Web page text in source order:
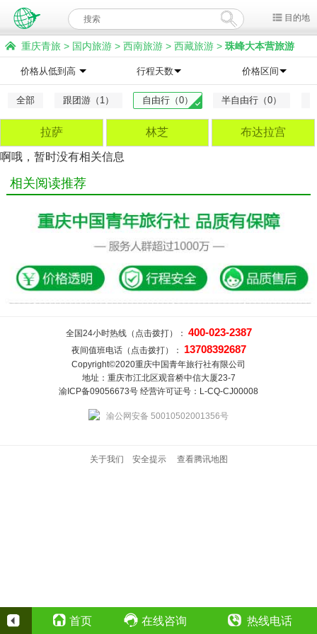
目的地
重庆青旅 > 国内旅游 > 西南旅游 > 西藏旅游 > 珠峰大本营旅游
价格从低到高 行程天数 价格区间
全部 跟团游（1） 自由行（0） 半自由行（0）
拉萨 林芝 布达拉宫
啊哦，暂时没有相关信息
相关阅读推荐
全国24小时热线（点击拨打）： 400-023-2387
夜间值班电话（点击拨打）： 13708392687
Copyright©2020重庆中国青年旅行社有限公司
地址：重庆市江北区观音桥中信大厦23-7
渝ICP备09056673号 经营许可证号：L-CQ-CJ00008
渝公网安备 50010502001356号
关于我们 安全提示 查看腾讯地图
首页 在线咨询 热线电话